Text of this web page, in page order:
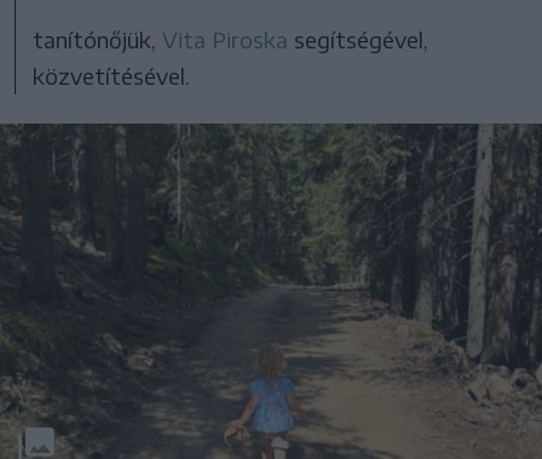
tanítónőjük,Vita Piroska segítségével,
közvetítésével.